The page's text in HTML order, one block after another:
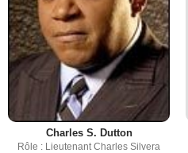
Charles S. Dutton
Rôle : Lieutenant Charles Silvera